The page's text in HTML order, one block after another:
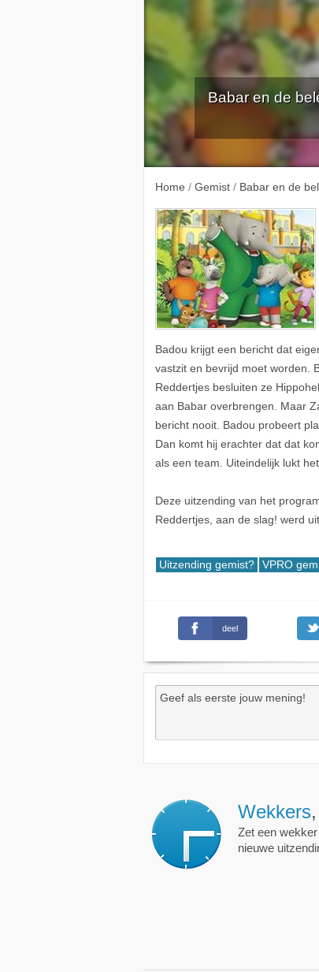
Babar en de
Home / Gemist / Babar en de
Badou krijgt een bericht dat
vastzit en bevrijd moet worden.
Reddertjes besluiten ze
aan Babar overbrengen. Maar
bericht nooit. Badou probeert
Dan komt hij erachter dat dat
als een team. Uiteindelijk lukt
Deze uitzending van het
Reddertjes, aan de slag! werd
Uitzending gemist? VPRO
deel
Wekkers
Zet een
nieuwe